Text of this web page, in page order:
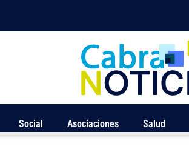
Social Asociaciones Salud